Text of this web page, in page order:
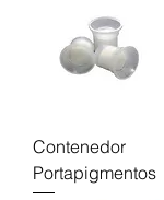
Contenedor
Portapigmentos